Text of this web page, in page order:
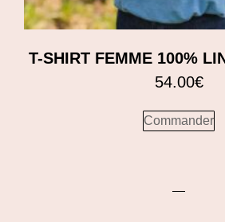
T-SHIRT FEMME 100%
54.00€
Commander